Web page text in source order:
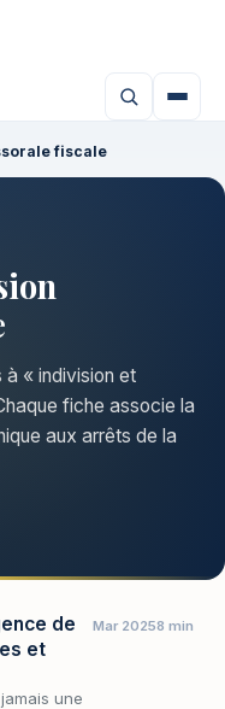
fiscale
« indivision et
fiche associe la
aux arrêts de la
de
et
une
Mar 20258 min